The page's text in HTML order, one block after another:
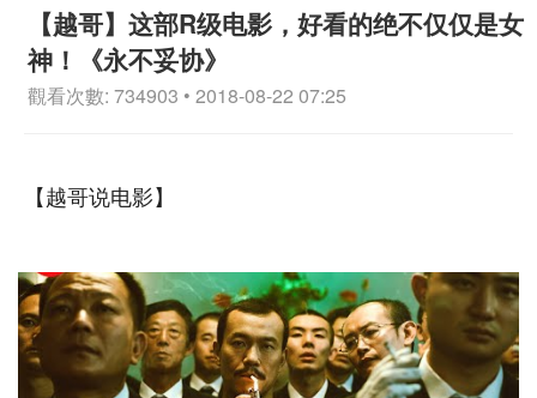
【越哥】这部R级电影，好看的绝不仅仅是女
神！《永不妥协》
觀看次數: 734903 • 2018-08-22 07:25
【越哥说电影】